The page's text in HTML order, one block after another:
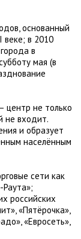
основанный
веке; в 2010
в
мая (в
центр не только
не входит.
и образует
населённым
сети как
Раута»;
российских
«Пятёрочка»,
«Евросеть»,